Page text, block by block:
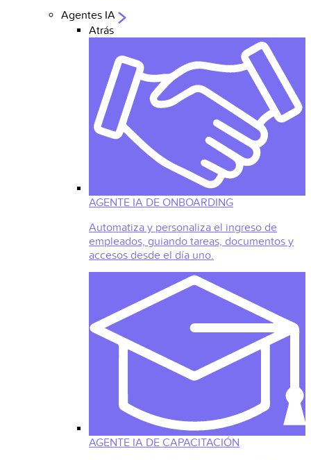
Agentes IA
Atrás
AGENTE IA DE ONBOARDING
Automatiza y personaliza el ingreso de
empleados, guiando tareas, documentos y
accesos desde el día uno.
AGENTE IA DE CAPACITACIÓN